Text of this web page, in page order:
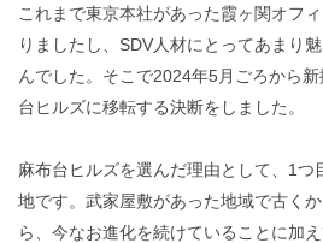
これまで東京本社があった霞ヶ関オフ
りましたし、SDV人材にとってあまり
んでした。そこで2024年5月ごろから
台ヒルズに移転する決断をしました。
麻布台ヒルズを選んだ理由として、1つ
地です。武家屋敷があった地域で古く
ら、今なお進化を続けていることに加